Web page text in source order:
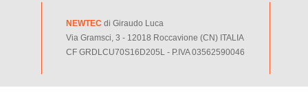
NEWTEC di Giraudo Luca
Via Gramsci, 3 - 12018 Roccavione (CN) ITALIA
CF GRDLCU70S16D205L - P.IVA 03562590046